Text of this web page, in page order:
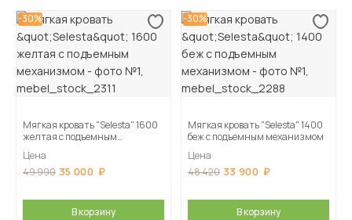
-30%
Мягкая кровать "Selesta" 1600
желтая с подъемным
Цена
49 990 35 000
В корзину
-30%
Мягкая кровать "Selesta" 1400
беж с подъемным механизмом
Цена
48 420 33 900
В корзину